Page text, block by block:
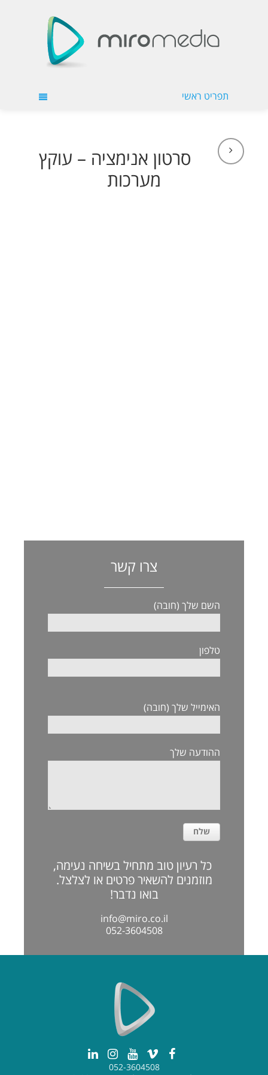
תפריט ראשי
סרטון אנימציה – עוקץ
מערכות
צרו קשר
השם שלך (חובה)
טלפון
האימייל שלך (חובה)
ההודעה שלך
כל רעיון טוב מתחיל בשיחה נעימה,
מוזמנים להשאיר פרטים או לצלצל.
בואו נדבר!
info@miro.co.il
052-3604508
052-3604508